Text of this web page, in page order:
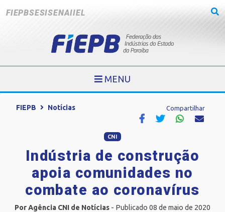
FIEPBSESISENAIIEL
MENU
FIEPB Notícias Compartilhar
CNI
Indústria de construção
apoia comunidades no
combate ao coronavírus
Por Agência CNI de Notícias - Publicado 08 de maio de 2020